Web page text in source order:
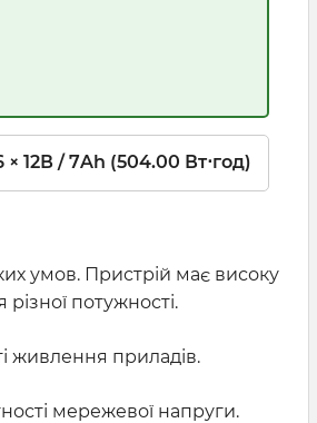
× 12В / 7Ah (504.00 Вт⋅год)
умов. Пристрій має високу
потужності.
живлення приладів.
мережевої напруги.